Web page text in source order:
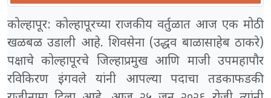
कोल्हापूर: कोल्हापूरच्या राजकीय वर्तुळात आज एक मोठी
खळबळ उडाली आहे. शिवसेना (उद्धव बाळासाहेब ठाकरे)
पक्षाचे कोल्हापूरचे जिल्हाप्रमुख आणि माजी उपमहापौर
रविकिरण इंगवले यांनी आपल्या पदाचा तडकाफडकी